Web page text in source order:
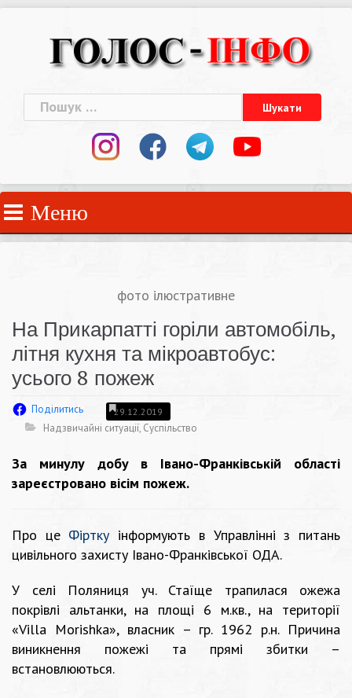
Пошук:
Меню
фото ілюстративне
На Прикарпатті горіли автомобіль,
літня кухня та мікроавтобус:
усього 8 пожеж
Поділитись 29.12.2019
Надзвичайні ситуації, Суспільство
За минулу добу в Івано-Франківській області
зареєстровано вісім пожеж.
Про це Фіртку інформують в Управлінні з питань
цивільного захисту Івано-Франківської ОДА.
У селі Поляниця уч. Стаїще трапилася ожежа
покрівлі альтанки, на площі 6 м.кв., на території
«Villa Morishka», власник – гр. 1962 р.н. Причина
виникнення пожежі та прямі збитки –
встановлюються.